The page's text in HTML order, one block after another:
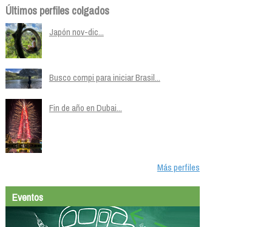
Últimos perfiles colgados
Japón nov-dic...
Busco compi para iniciar Brasil...
Fin de año en Dubai...
Más perfiles
Eventos